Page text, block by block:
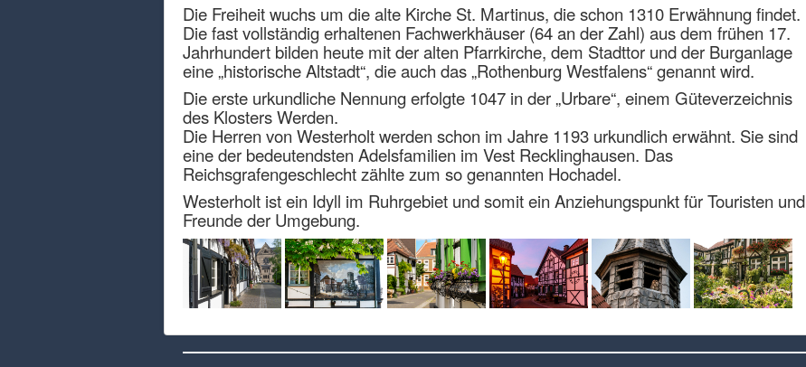
Die Freiheit wuchs um die alte Kirche St. Martinus, die schon 1310 Erwähnung findet.
Die fast vollständig erhaltenen Fachwerkhäuser (64 an der Zahl) aus dem frühen 17.
Jahrhundert bilden heute mit der alten Pfarrkirche, dem Stadttor und der Burganlage
eine „historische Altstadt“, die auch das „Rothenburg Westfalens“ genannt wird.
Die erste urkundliche Nennung erfolgte 1047 in der „Urbare“, einem Güteverzeichnis
des Klosters Werden.
Die Herren von Westerholt werden schon im Jahre 1193 urkundlich erwähnt. Sie sind
eine der bedeutendsten Adelsfamilien im Vest Recklinghausen. Das
Reichsgrafengeschlecht zählte zum so genannten Hochadel.
Westerholt ist ein Idyll im Ruhrgebiet und somit ein Anziehungspunkt für Touristen und
Freunde der Umgebung.